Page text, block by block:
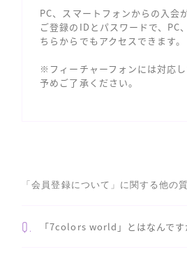
PC、スマートフォンからの入会
ご登録のIDとパスワードで、PC
ちらからでもアクセスできます。
※フィーチャーフォンには対応
予めご了承ください。
「会員登録について」に関する他の
Q. 「7colors world」とはなんです